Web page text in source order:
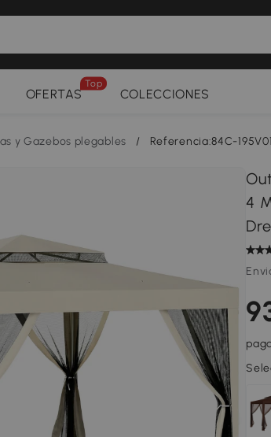
OFERTAS
Top
COLECCIONES
y Gazebos plegables / Referencia:84C-
4